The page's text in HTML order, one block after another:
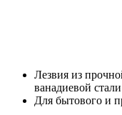
Лезвия из
ванадиевой
Для бытового и